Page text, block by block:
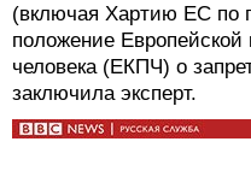
(включая Хартию ЕС по
положение Европейской
человека (ЕКПЧ) о
заключила эксперт.